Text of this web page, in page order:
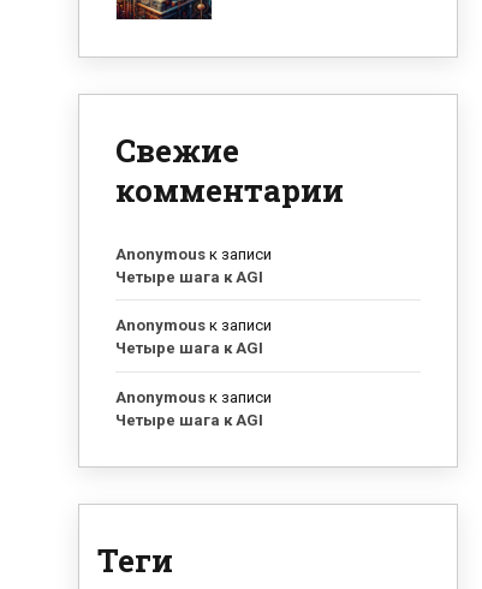
Свежие
комментарии
Anonymous к записи
Четыре шага к AGI
Anonymous к записи
Четыре шага к AGI
Anonymous к записи
Четыре шага к AGI
Теги